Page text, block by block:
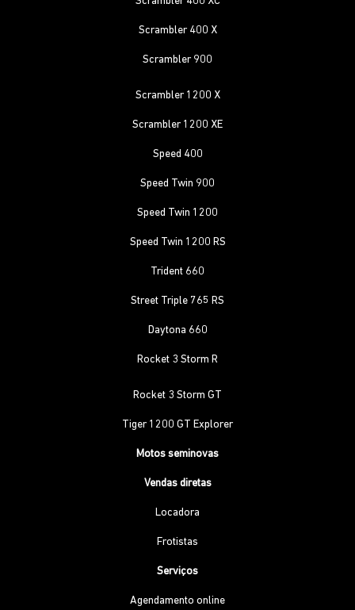
Scrambler 400 X
Scrambler 900
Scrambler 1200 X
Scrambler 1200 XE
Speed 400
Speed Twin 900
Speed Twin 1200
Speed Twin 1200 RS
Trident 660
Street Triple 765 RS
Daytona 660
Rocket 3 Storm R
Rocket 3 Storm GT
Tiger 1200 GT Explorer
Motos seminovas
Vendas diretas
Locadora
Frotistas
Serviços
Agendamento online